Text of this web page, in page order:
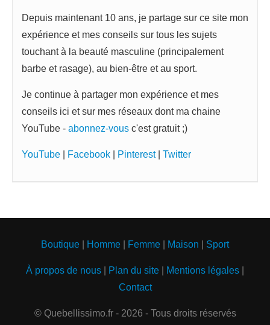
Depuis maintenant 10 ans, je partage sur ce site mon
expérience et mes conseils sur tous les sujets
touchant à la beauté masculine (principalement
barbe et rasage), au bien-être et au sport.
Je continue à partager mon expérience et mes
conseils ici et sur mes réseaux dont ma chaine
YouTube - abonnez-vous c'est gratuit ;)
YouTube Facebook Pinterest| Twitter
Boutique Homme Femme Maison Sport
À propos de nous Plan du site Mentions légales
Contact
© Quebellissimo.fr - 2026 - Tous droits réservés